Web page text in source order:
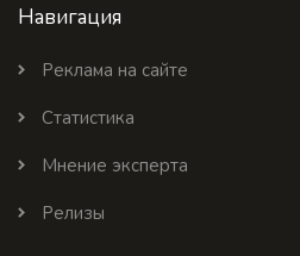
Навигация
Реклама на сайте
Статистика
Мнение эксперта
Релизы